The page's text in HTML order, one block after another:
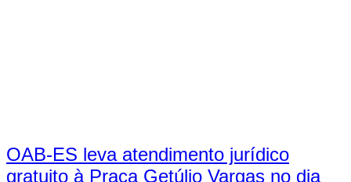
OAB-ES leva atendimento jurídico
gratuito à Praça Getúlio Vargas no dia